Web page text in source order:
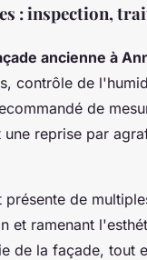
: inspection,
ancienne à
contrôle de
de
reprise par
de
et ramenant
de la façade, tout